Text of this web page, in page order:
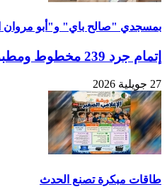
بمسجدي "صالح باي" و"أبو مروان
إتمام جرد 239 مخطوط ومطبوع تاريخي
27 جويلية 2026
طاقات مبكرة تصنع الحدث